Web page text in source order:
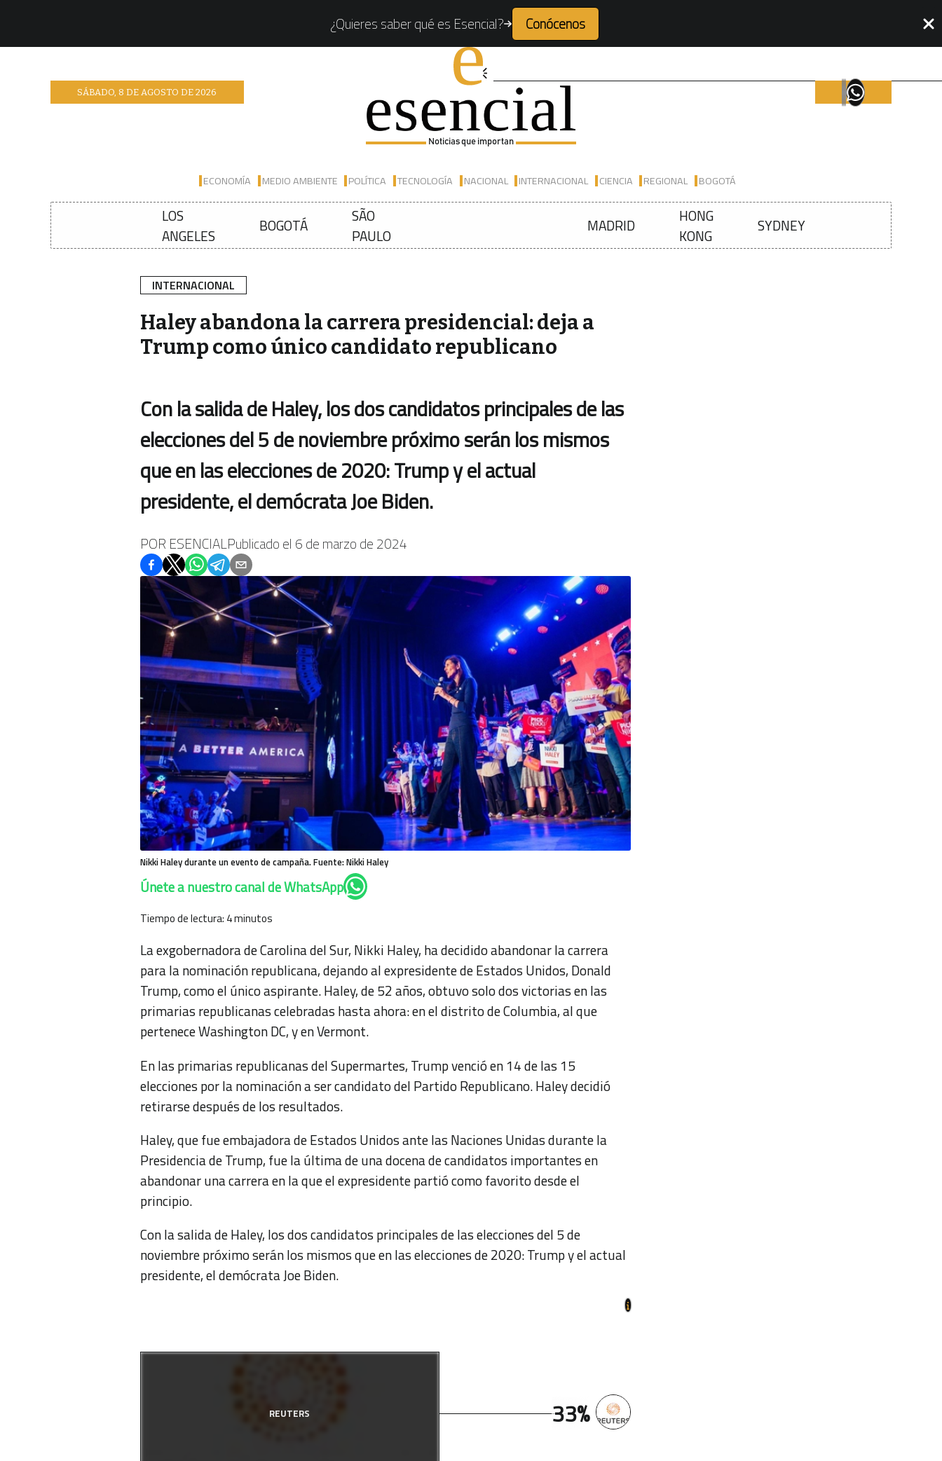
¿Quieres saber qué es Esencial? Conócenos
Noticias que importan
ECONOMÍA MEDIO AMBIENTE POLÍTICA TECNOLOGÍA NACIONAL INTERNACIONAL CIENCIA REGIONAL BOGOTÁ
SÁBADO, 8 DEAGOSTO DE2026
LOS
ANGELES
BOGOTÁ
SÃO
PAULO
MADRID
HONG
KONG
SYDNEY
INTERNACIONAL
Haley abandona la carrera presidencial: deja a
Trump como único candidato republicano
Con la salida de Haley, los dos candidatos principales de las
elecciones del 5 de noviembre próximo serán los mismos
que en las elecciones de 2020: Trump y el actual
presidente, el demócrata Joe Biden.
POR ESENCIALPublicado el 6 de marzo de 2024
Nikki Haley durante un evento de campaña. Fuente: Nikki Haley
Únete a nuestro canal de WhatsApp
Tiempo de lectura: 4minutos
La exgobernadora de Carolina del Sur, Nikki Haley, ha decidido abandonar la carrera
para la nominación republicana, dejando al expresidente de Estados Unidos, Donald
Trump, como el único aspirante. Haley, de 52 años, obtuvo solo dos victorias en las
primarias republicanas celebradas hasta ahora: en el distrito de Columbia, al que
pertenece Washington DC, y en Vermont.
En las primarias republicanas del Supermartes, Trump venció en 14 de las 15
elecciones por la nominación a ser candidato del Partido Republicano. Haley decidió
retirarse después de los resultados.
Haley, que fue embajadora de Estados Unidos ante las Naciones Unidas durante la
Presidencia de Trump, fue la última de una docena de candidatos importantes en
abandonar una carrera en la que el expresidente partió como favorito desde el
principio.
Con la salida de Haley, los dos candidatos principales de las elecciones del 5 de
noviembre próximo serán los mismos que en las elecciones de 2020: Trump y el actual
presidente, el demócrata Joe Biden.
REUTERS 33%